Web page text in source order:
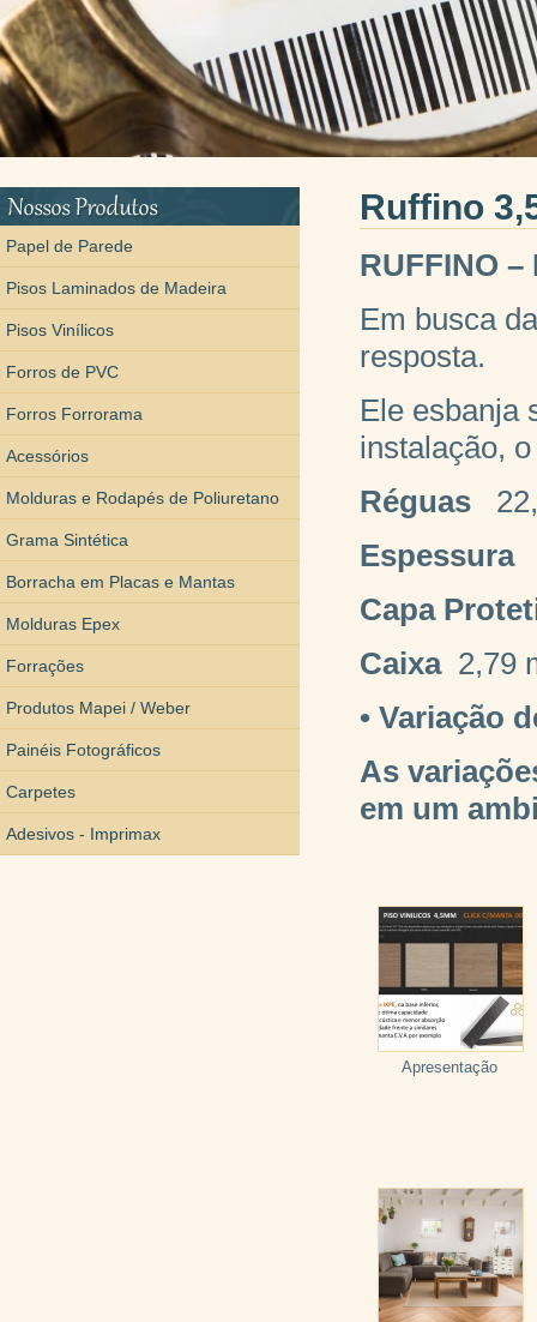
Papel de Parede
Pisos Laminados de Madeira
Pisos Vinílicos
Forros de PVC
Forros Forrorama
Acessórios
Molduras e Rodapés de Poliuretano
Grama Sintética
Borracha em Placas e Mantas
Molduras Epex
Forrações
Produtos Mapei / Weber
Painéis Fotográficos
Carpetes
Adesivos - Imprimax
Ruffino
RUFFINO
Em busca
resposta.
Ele esbanja
instalação,
Réguas
Espessura
Capa
Caixa 2,79
• Variação
As
em um
Apresentação